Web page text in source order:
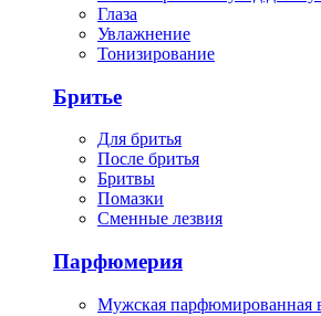
Глаза
Увлажнение
Тонизирование
Бритье
Для бритья
После бритья
Бритвы
Помазки
Сменные лезвия
Парфюмерия
Мужская парфюмированная